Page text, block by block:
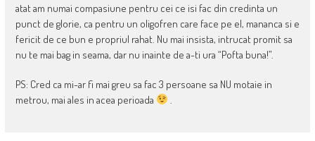
atat am numai compasiune pentru cei ce isi fac din credinta un
punct de glorie, ca pentru un oligofren care face pe el, mananca si e
fericit de ce bun e propriul rahat. Nu mai insista, intrucat promit sa
nu te mai bag in seama, dar nu inainte de a-ti ura “Pofta buna!”.
PS: Cred ca mi-ar fi mai greu sa fac 3 persoane sa NU motaie in
metrou, mai ales in acea perioada
.